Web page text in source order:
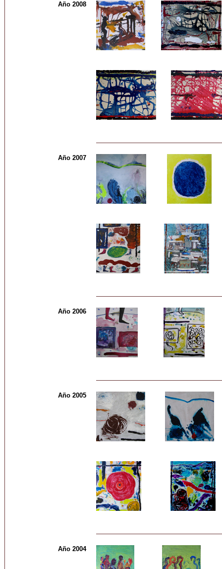
Año 2008
Año 2007
Año 2006
Año 2005
Año 2004